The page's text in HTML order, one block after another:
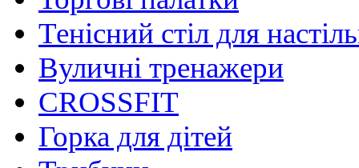
Тенісний стіл для
Вуличні тренажери
CROSSFIT
Горка для дітей